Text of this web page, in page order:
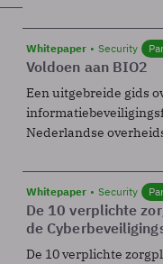
Whitepaper Security
Voldoen aan BIO2
Een uitgebreide gids
Nederlandse
Whitepaper Security
De 10 verplichte
de
De 10 verplichte